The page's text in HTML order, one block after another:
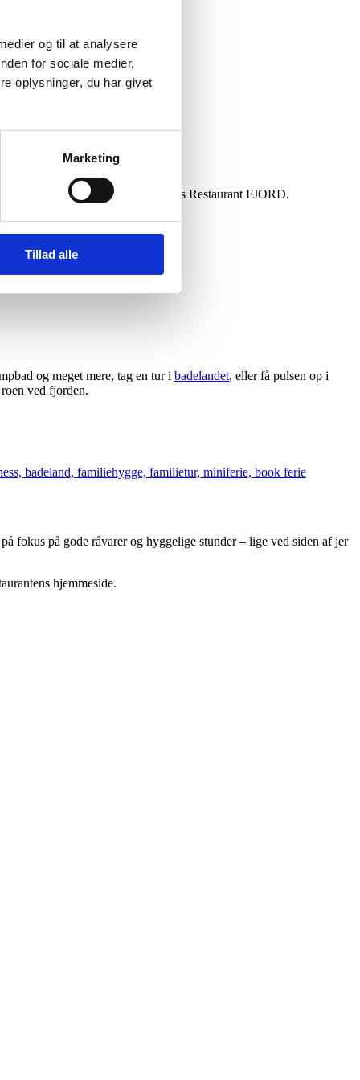
og til at analysere
for sociale medier,
oplysninger, du har givet
Marketing
Tillad alle
med en lækker brunch hos Restaurant FJORD.
og meget mere, tag en tur i badelandet, eller få pulsen op i
ved fjorden.
fokus på gode råvarer og hyggelige stunder – lige ved siden af jer
hjemmeside.